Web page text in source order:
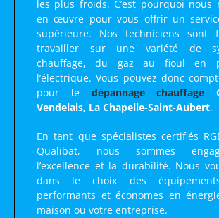
les plus froids. C’est pourquoi nous
en œuvre pour vous offrir un
supérieure. Nos techniciens sont
travailler sur une variété de
chauffage, du gaz au fioul en
l’électrique. Vous pouvez donc
pour le dépannage chauffage
Vendelais, La Chapelle-Saint-Aubert.
En tant que spécialistes certifiés
Qualibat, nous sommes
l’excellence et la durabilité. Nous
dans le choix des
performants et économes en
maison ou votre entreprise.